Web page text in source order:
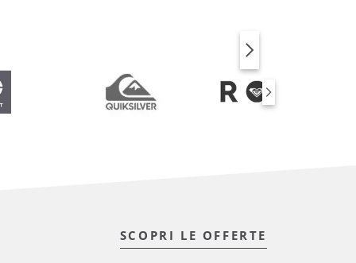
SUP & ACCESSORI
SCOPRI LE OFFERTE